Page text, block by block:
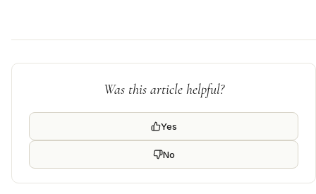
Was this article helpful?
Yes
No